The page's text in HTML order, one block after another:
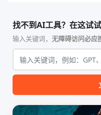
合，专为顶级学术期刊（如
Nature、Science、Cell 等）
的论文撰写与发表流程设计
该工具集以智能体插...
找不到AI工具？在这试试
输入关键词， 无障碍访问必应